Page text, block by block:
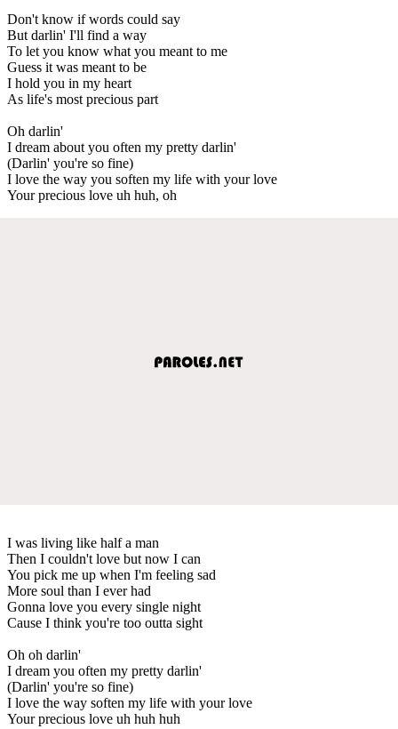
Don't know if words could say
But darlin' I'll find a way
To let you know what you meant to me
Guess it was meant to be
I hold you in my heart
As life's most precious part
Oh darlin'
I dream about you often my pretty darlin'
(Darlin' you're so fine)
I love the way you soften my life with your love
Your precious love uh huh, oh
I was living like half a man
Then I couldn't love but now I can
You pick me up when I'm feeling sad
More soul than I ever had
Gonna love you every single night
Cause I think you're too outta sight
Oh oh darlin'
I dream you often my pretty darlin'
(Darlin' you're so fine)
I love the way soften my life with your love
Your precious love uh huh huh